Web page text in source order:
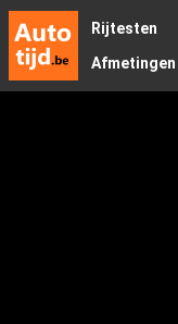
Rijtesten
Afmetingen